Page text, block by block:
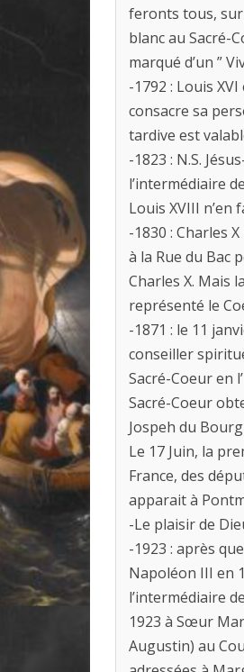
feronts tous,
blanc au Sacré-
marqué d’un ”
-1792 : Louis
consacre sa
tardive est
-1823 : N.S.
l’intermédiaire
Louis XVIII
-1830 : Charles
à la Rue du Bac
Charles X. Mais
représenté le
-1871 : le 11
conseiller
Sacré-Coeur en
Sacré-Coeur
Jospeh du
Le 17 Juin, la
France, des
apparait à
-Le plaisir de
-1923 : après
Napoléon III en
l’intermédiaire
1923 à Sœur
Augustin) au